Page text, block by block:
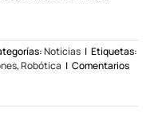
Noticias | Etiquetas:
,Robótica | Comentarios